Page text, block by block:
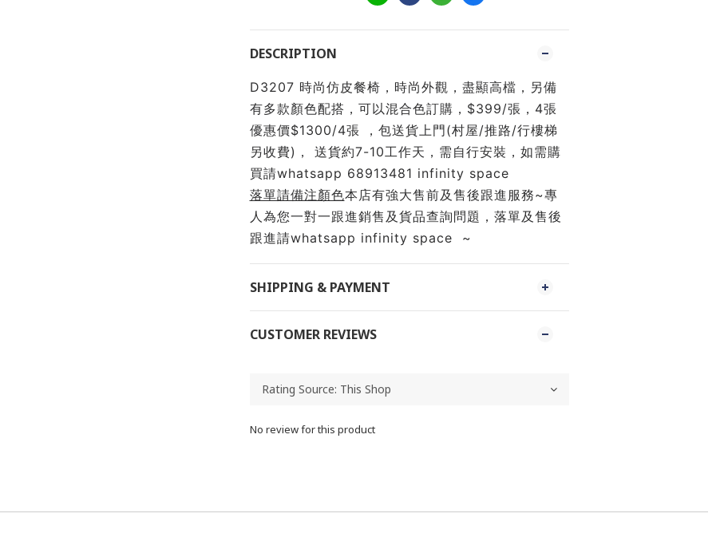
DESCRIPTION
D3207 時尚仿皮餐椅，時尚外觀，盡顯高檔，另備
有多款顏色配搭，可以混合色訂購，$399/張，4張
優惠價$1300/4張 ，包送貨上門(村屋/推路/行樓梯
另收費)， 送貨約7-10工作天，需自行安裝，如需購
買請whatsapp 68913481 infinity space
落單請備注顏色本店有強大售前及售後跟進服務~專
人為您一對一跟進銷售及貨品查詢問題，落單及售後
跟進請whatsapp infinity space  ~
SHIPPING & PAYMENT
CUSTOMER REVIEWS
No review for this product